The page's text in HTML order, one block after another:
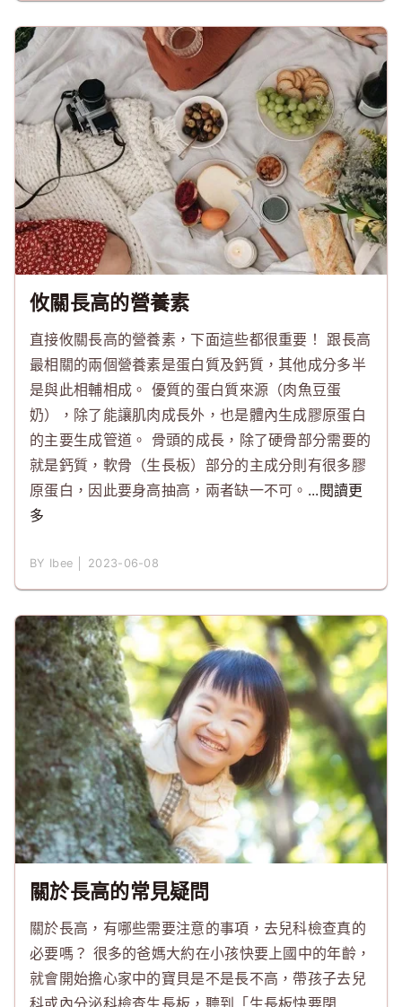
攸關長高的營養素
直接攸關長高的營養素，下面這些都很重要！ 跟長高
最相關的兩個營養素是蛋白質及鈣質，其他成分多半
是與此相輔相成。 優質的蛋白質來源（肉魚豆蛋
奶），除了能讓肌肉成長外，也是體內生成膠原蛋白
的主要生成管道。 骨頭的成長，除了硬骨部分需要的
就是鈣質，軟骨（生長板）部分的主成分則有很多膠
原蛋白，因此要身高抽高，兩者缺一不可。 ...閱讀更
多
BY Ibee │ 2023-06-08
關於長高的常見疑問
關於長高，有哪些需要注意的事項，去兒科檢查真的
必要嗎？ 很多的爸媽大約在小孩快要上國中的年齡，
就會開始擔心家中的寶貝是不是長不高，帶孩子去兒
科或內分泌科檢查生長板，聽到「生長板快要閉